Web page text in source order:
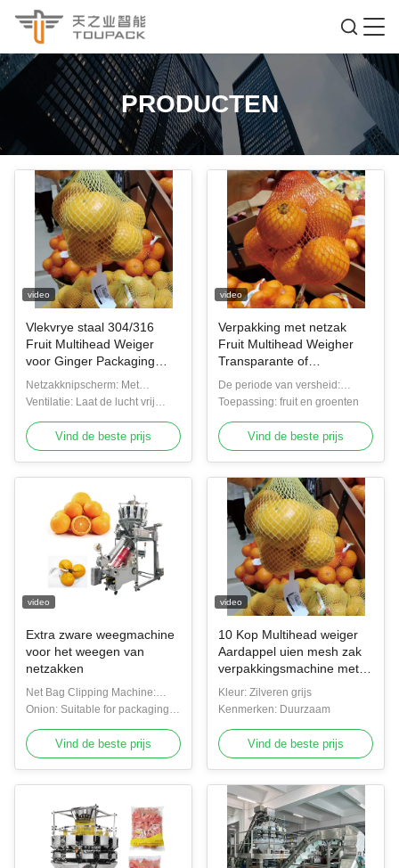
PRODUCTEN
video
Vlekvrye staal 304/316
Fruit Multihead Weiger
voor Ginger Packaging
Ventilatie
Netzakknipscherm: Met
inbegrip van de netzakknijper
Ventilatie: Laat de lucht vrij
circuleren
Vind de beste prijs
video
Verpakking met netzak
Fruit Multihead Weigher
Transparante of
halftransparante zakken
De periode van versheid:
Verlengt de versheidsperiode
van de vruchten
Toepassing: fruit en groenten
Vind de beste prijs
video
Extra zware weegmachine
voor het weegen van
netzakken
Net Bag Clipping Machine:
Includes net bag clipping
machine
Onion: Suitable for packaging
onions
Vind de beste prijs
video
10 Kop Multihead weiger
Aardappel uien mesh zak
verpakkingsmachine met
label tag fruit combinatie
weiger productielijn
Kleur: Zilveren grijs
Kenmerken: Duurzaam
Vind de beste prijs